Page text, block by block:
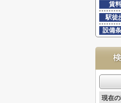
賃料
駅徒
設備
現在の